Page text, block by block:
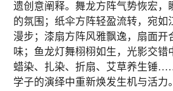
遗创意阐释。舞龙方阵气势恢宏，
的氛围；纸伞方阵轻盈流转，宛如
漫步；漆扇方阵风雅飘逸，扇面开
味；鱼龙灯舞栩栩如生，光影交错
蜡染、扎染、折扇、艾草养生锤
学子的演绎中重新焕发生机与活力